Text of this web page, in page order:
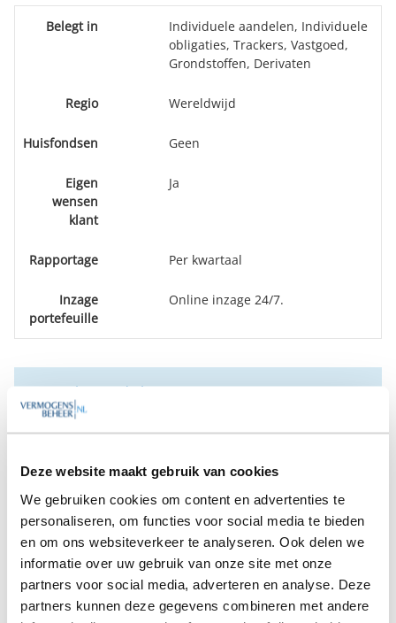
Deze website maakt gebruik van cookies
We gebruiken cookies om content en advertenties te
personaliseren, om functies voor social media te bieden
en om ons websiteverkeer te analyseren. Ook delen we
informatie over uw gebruik van onze site met onze
partners voor social media, adverteren en analyse. Deze
partners kunnen deze gegevens combineren met andere
Belegt in
Individuele aandelen, Individuele
obligaties, Trackers, Vastgoed,
Grondstoffen, Derivaten
Regio Wereldwijd
Huisfondsen Geen
Eigen
wensen
klant
Ja
Rapportage Per kwartaal
Inzage
portefeuille
Online inzage 24/7.
Op zoek naar de beste
vermogensbeheerder?
Bent u op zoek naar de voor u beste
Vraag dan gratis en geheel vrijblijvend een
een selectie van goede vermogensbeheerders die het
beste passen bij uw persoonlijke situatie, wensen en
voorkeuren.
Gratis Selectierapport